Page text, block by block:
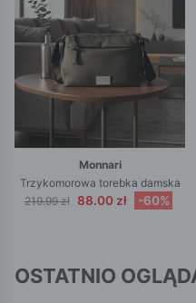
Monnari
Trzykomorowa torebka damska
219.99 zł 88.00 zł -60%
OSTATNIO